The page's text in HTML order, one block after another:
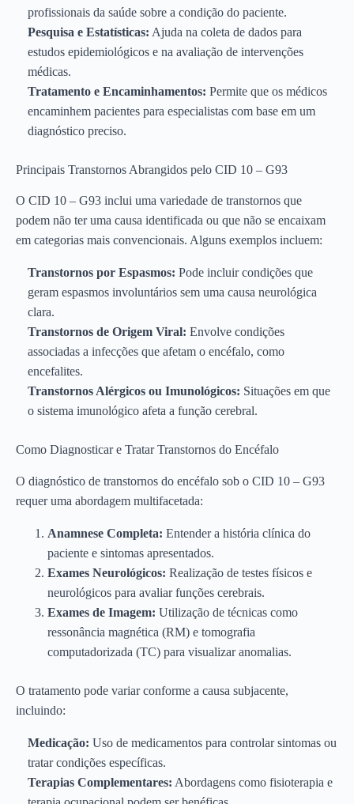
profissionais da saúde sobre a condição do paciente.
Pesquisa e Estatísticas: Ajuda na coleta de dados para
estudos epidemiológicos e na avaliação de intervenções
médicas.
Tratamento e Encaminhamentos: Permite que os médicos
encaminhem pacientes para especialistas com base em um
diagnóstico preciso.
Principais Transtornos Abrangidos pelo CID 10 – G93
O CID 10 – G93 inclui uma variedade de transtornos que
podem não ter uma causa identificada ou que não se encaixam
em categorias mais convencionais. Alguns exemplos incluem:
Transtornos por Espasmos: Pode incluir condições que
geram espasmos involuntários sem uma causa neurológica
clara.
Transtornos de Origem Viral: Envolve condições
associadas a infecções que afetam o encéfalo, como
encefalites.
Transtornos Alérgicos ou Imunológicos: Situações em que
o sistema imunológico afeta a função cerebral.
Como Diagnosticar e Tratar Transtornos do Encéfalo
O diagnóstico de transtornos do encéfalo sob o CID 10 – G93
requer uma abordagem multifacetada:
Anamnese Completa: Entender a história clínica do
paciente e sintomas apresentados.
Exames Neurológicos: Realização de testes físicos e
neurológicos para avaliar funções cerebrais.
Exames de Imagem: Utilização de técnicas como
ressonância magnética (RM) e tomografia
computadorizada (TC) para visualizar anomalias.
O tratamento pode variar conforme a causa subjacente,
incluindo:
Medicação: Uso de medicamentos para controlar sintomas ou
tratar condições específicas.
Terapias Complementares: Abordagens como fisioterapia e